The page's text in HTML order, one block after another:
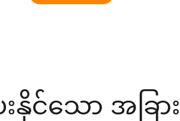
င်သော အခြာ